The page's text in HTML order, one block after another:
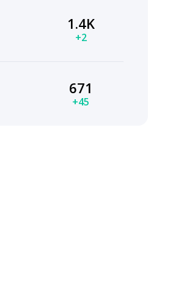
1.4K
+2
671
+45